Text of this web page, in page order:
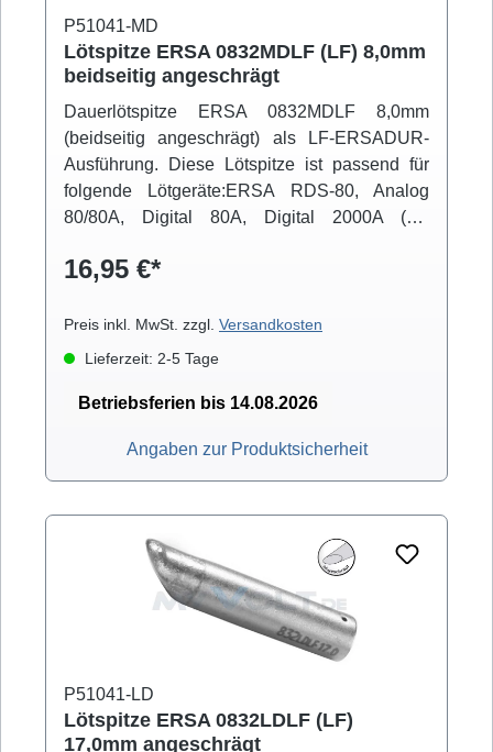
P51041-MD
Lötspitze ERSA 0832MDLF (LF) 8,0mm
beidseitig angeschrägt
Dauerlötspitze ERSA 0832MDLF 8,0mm
(beidseitig angeschrägt) als LF-ERSADUR-
Ausführung. Diese Lötspitze ist passend für
folgende Lötgeräte:ERSA RDS-80, Analog
80/80A, Digital 80A, Digital 2000A (mit
(mit Powertool), Multi-TC
16,95 €*
Preis inkl. MwSt. zzgl. Versandkosten
Lieferzeit: 2-5 Tage
Betriebsferien bis 14.08.2026
Angaben zur Produktsicherheit
P51041-LD
Lötspitze ERSA 0832LDLF (LF)
17,0mm angeschrägt